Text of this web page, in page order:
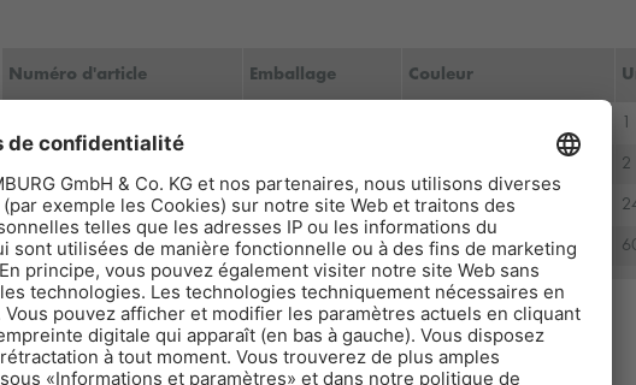
Numéro d'article Emballage Couleur
1
2
406101-001 25 l, bidon jaune transparent
406101-002 10 l, bidon jaune transparent